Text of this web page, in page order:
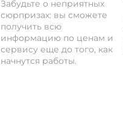
Забудьте о неприятных
сюрпризах: вы сможете
получить всю
информацию по ценам и
сервису еще до того, как
начнутся работы.